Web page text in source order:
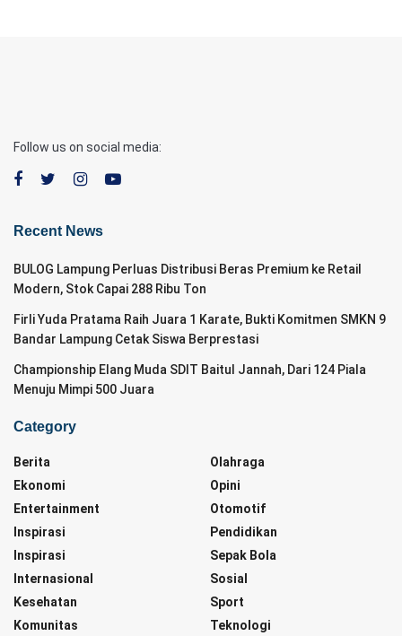
Follow us on social media:
Recent News
BULOG Lampung Perluas Distribusi Beras Premium ke Retail
Modern, Stok Capai 288 Ribu Ton
Firli Yuda Pratama Raih Juara 1 Karate, Bukti Komitmen SMKN 9
Bandar Lampung Cetak Siswa Berprestasi
Championship Elang Muda SDIT Baitul Jannah, Dari 124 Piala
Menuju Mimpi 500 Juara
Category
Berita
Ekonomi
Entertainment
Inspirasi
Inspirasi
Internasional
Kesehatan
Komunitas
Olahraga
Opini
Otomotif
Pendidikan
Sepak Bola
Sosial
Sport
Teknologi